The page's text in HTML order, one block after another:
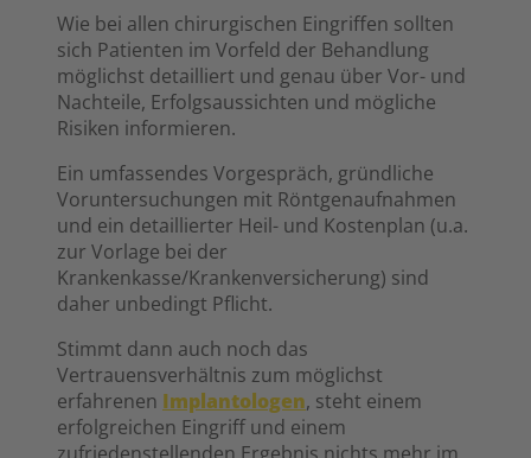
Wie bei allen chirurgischen Eingriffen sollten
sich Patienten im Vorfeld der Behandlung
möglichst detailliert und genau über Vor- und
Nachteile, Erfolgsaussichten und mögliche
Risiken informieren.
Ein umfassendes Vorgespräch, gründliche
Voruntersuchungen mit Röntgenaufnahmen
und ein detaillierter Heil- und Kostenplan (u.a.
zur Vorlage bei der
Krankenkasse/Krankenversicherung) sind
daher unbedingt Pflicht.
Stimmt dann auch noch das
Vertrauensverhältnis zum möglichst
erfahrenen Implantologen, steht einem
erfolgreichen Eingriff und einem